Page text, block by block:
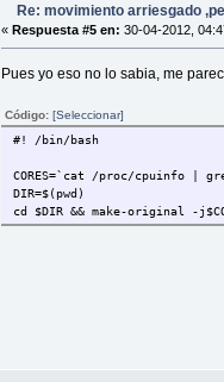
Re: movimiento arriesgado
«Respuesta #5 en: 30-04-2012,
Pues yo eso no lo sabia, me
Código:[Seleccionar]
#! /bin/bash
CORES=`cat /proc/cpuinfo |
DIR=$(pwd)
cd $DIR && make-original -